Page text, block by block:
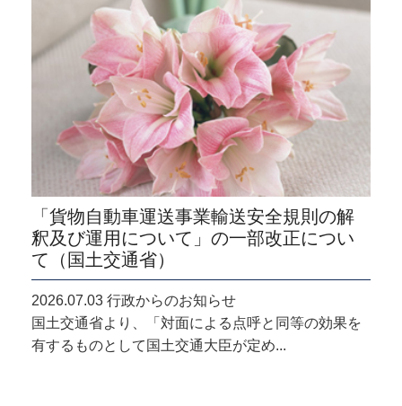
「貨物自動車運送事業輸送安全規則の解
釈及び運用について」の一部改正につい
て（国土交通省）
2026.07.03 行政からのお知らせ
国土交通省より、「対面による点呼と同等の効果を
有するものとして国土交通大臣が定め...